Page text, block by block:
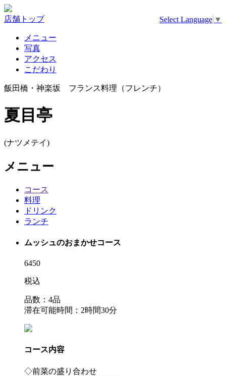
店舗トップ Select Language ▼
メニュー
写真
アクセス
こだわり
飯田橋・神楽坂 フランス料理（フレンチ）
夏目亭
(ナツメテイ)
メニュー
コース
料理
ドリンク
ランチ
ムッシュのおまかせコース
6450
税込
品数：4品
滞在可能時間：2時間30分
コース内容
◇前菜の盛り合わせ